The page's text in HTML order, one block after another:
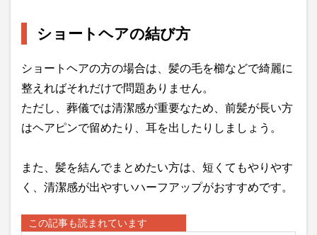
ショートヘアの結び方
ショートヘアの方の場合は、髪の毛を櫛などで綺麗に
整えればそれだけで問題ありません。
ただし、葬儀では清潔感が重要なため、前髪が長い方
はヘアピンで留めたり、耳を出したりしましょう。
また、髪を結んでまとめたい方は、短くてもやりやす
く、清潔感が出やすいハーフアップがおすすめです。
この記事も読まれています